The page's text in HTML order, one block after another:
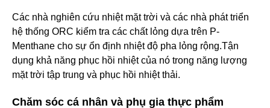
Các nhà nghiên cứu nhiệt mặt trời và các nhà phát triển
hệ thống ORC kiểm tra các chất lỏng dựa trên P-
Menthane cho sự ổn định nhiệt độ pha lỏng rộng.Tận
dụng khả năng phục hồi nhiệt của nó trong năng lượng
mặt trời tập trung và phục hồi nhiệt thải.
Chăm sóc cá nhân và phụ gia thực phẩm